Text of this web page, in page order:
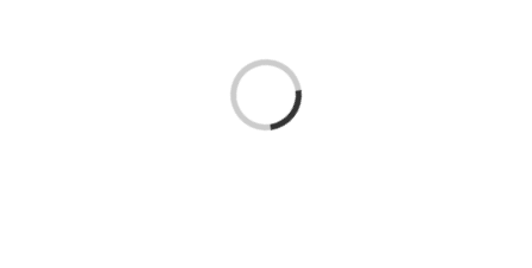
Loading...